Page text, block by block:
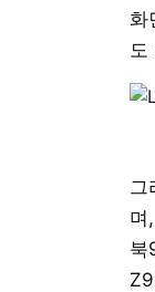
화
도
그
며
북